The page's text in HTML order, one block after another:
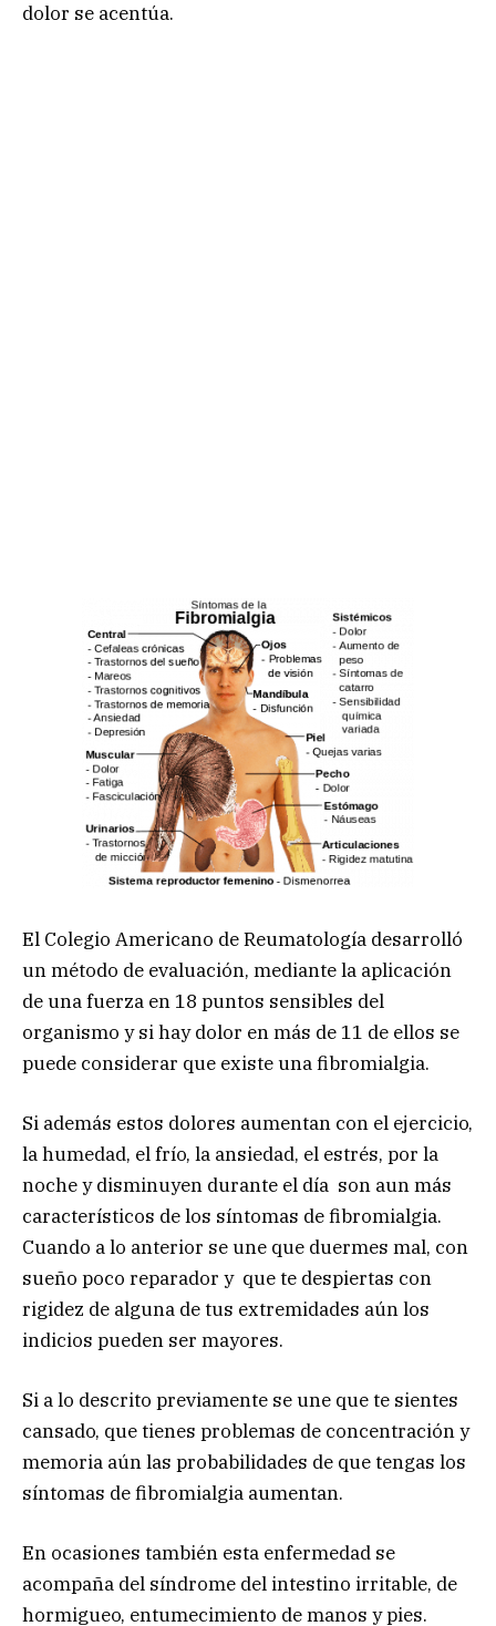
dolor se acentúa.
El Colegio Americano de Reumatología desarrolló
un método de evaluación, mediante la aplicación
de una fuerza en 18 puntos sensibles del
organismo y si hay dolor en más de 11 de ellos se
puede considerar que existe una fibromialgia.
Si además estos dolores aumentan con el ejercicio,
la humedad, el frío, la ansiedad, el estrés, por la
noche y disminuyen durante el día son aun más
característicos de los síntomas de fibromialgia.
Cuando a lo anterior se une que duermes mal, con
sueño poco reparador y que te despiertas con
rigidez de alguna de tus extremidades aún los
indicios pueden ser mayores.
Si a lo descrito previamente se une que te sientes
cansado, que tienes problemas de concentración y
memoria aún las probabilidades de que tengas los
síntomas de fibromialgia aumentan.
En ocasiones también esta enfermedad se
acompaña del síndrome del intestino irritable, de
hormigueo, entumecimiento de manos y pies.